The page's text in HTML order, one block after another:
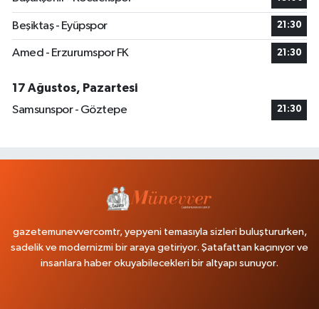
Beşiktaş - Eyüpspor 21:30
Amed - Erzurumspor FK 21:30
17 Ağustos, Pazartesi
Samsunspor - Göztepe
21:30
gazetemunevvercomtr, yepyeni temasıyla sizleri buluştururken,
sadelik ve modernizmi bir araya getiriyor. Şatafattan kaçınıyor ve
insanlara haber okuyabilecekleri bir altyapı sunuyor.